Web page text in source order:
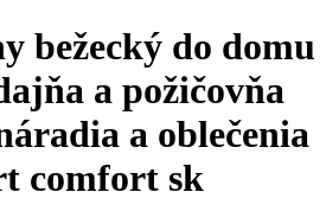
bežecký do domu
a požičovňa
a oblečenia
comfort sk